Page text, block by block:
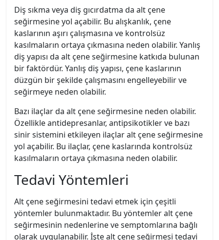
Diş sıkma veya diş gıcırdatma da alt çene
seğirmesine yol açabilir. Bu alışkanlık, çene
kaslarının aşırı çalışmasına ve kontrolsüz
kasılmaların ortaya çıkmasına neden olabilir. Yanlış
diş yapısı da alt çene seğirmesine katkıda bulunan
bir faktördür. Yanlış diş yapısı, çene kaslarının
düzgün bir şekilde çalışmasını engelleyebilir ve
seğirmeye neden olabilir.
Bazı ilaçlar da alt çene seğirmesine neden olabilir.
Özellikle antidepresanlar, antipsikotikler ve bazı
sinir sistemini etkileyen ilaçlar alt çene seğirmesine
yol açabilir. Bu ilaçlar, çene kaslarında kontrolsüz
kasılmaların ortaya çıkmasına neden olabilir.
Tedavi Yöntemleri
Alt çene seğirmesini tedavi etmek için çeşitli
yöntemler bulunmaktadır. Bu yöntemler alt çene
seğirmesinin nedenlerine ve semptomlarına bağlı
olarak uygulanabilir. İşte alt çene seğirmesi tedavi